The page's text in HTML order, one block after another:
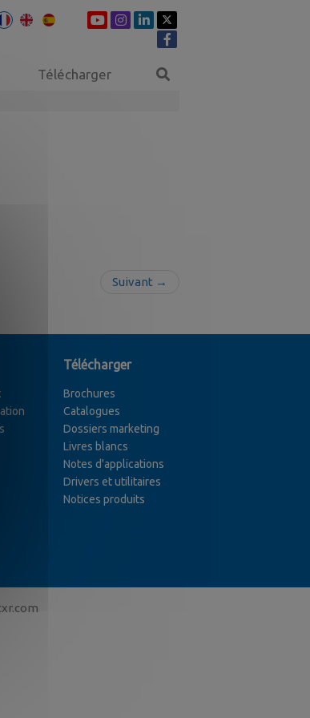
Télécharger
Suivant →
Télécharger
Brochures
Catalogues
Dossiers marketing
Livres blancs
Notes d'applications
Drivers et utilitaires
Notices produits